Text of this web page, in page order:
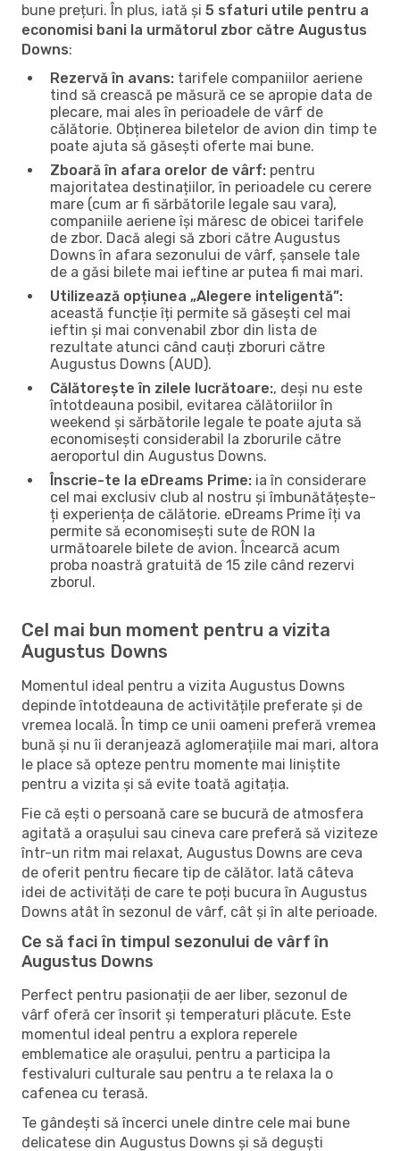
bune prețuri. În plus, iată și 5 sfaturi utile pentru a
economisi bani la următorul zbor către Augustus
Downs:
Rezervă în avans: tarifele companiilor aeriene
tind să crească pe măsură ce se apropie data de
plecare, mai ales în perioadele de vârf de
călătorie. Obținerea biletelor de avion din timp te
poate ajuta să găsești oferte mai bune.
Zboară în afara orelor de vârf: pentru
majoritatea destinațiilor, în perioadele cu cerere
mare (cum ar fi sărbătorile legale sau vara),
companiile aeriene își măresc de obicei tarifele
de zbor. Dacă alegi să zbori către Augustus
Downs în afara sezonului de vârf, șansele tale
de a găsi bilete mai ieftine ar putea fi mai mari.
Utilizează opțiunea „Alegere inteligentă”:
această funcție îți permite să găsești cel mai
ieftin și mai convenabil zbor din lista de
rezultate atunci când cauți zboruri către
Augustus Downs (AUD).
Călătorește în zilele lucrătoare:, deși nu este
întotdeauna posibil, evitarea călătoriilor în
weekend și sărbătorile legale te poate ajuta să
economisești considerabil la zborurile către
aeroportul din Augustus Downs.
Înscrie-te la eDreams Prime: ia în considerare
cel mai exclusiv club al nostru și îmbunătățește-
ți experiența de călătorie. eDreams Prime îți va
permite să economisești sute de RON la
următoarele bilete de avion. Încearcă acum
proba noastră gratuită de 15 zile când rezervi
zborul.
Cel mai bun moment pentru a vizita
Augustus Downs
Momentul ideal pentru a vizita Augustus Downs
depinde întotdeauna de activitățile preferate și de
vremea locală. În timp ce unii oameni preferă vremea
bună și nu îi deranjează aglomerațiile mai mari, altora
le place să opteze pentru momente mai liniștite
pentru a vizita și să evite toată agitația.
Fie că ești o persoană care se bucură de atmosfera
agitată a orașului sau cineva care preferă să viziteze
într-un ritm mai relaxat, Augustus Downs are ceva
de oferit pentru fiecare tip de călător. Iată câteva
idei de activități de care te poți bucura în Augustus
Downs atât în ​​sezonul de vârf, cât și în alte perioade.
Ce să faci în timpul sezonului de vârf în
Augustus Downs
Perfect pentru pasionații de aer liber, sezonul de
vârf oferă cer însorit și temperaturi plăcute. Este
momentul ideal pentru a explora reperele
emblematice ale orașului, pentru a participa la
festivaluri culturale sau pentru a te relaxa la o
cafenea cu terasă.
Te gândești să încerci unele dintre cele mai bune
delicatese din Augustus Downs și să deguști